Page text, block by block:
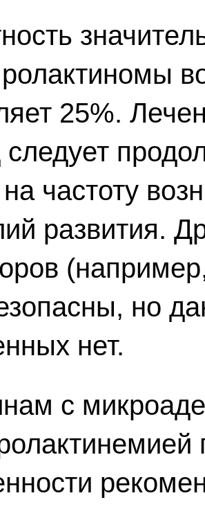
25%.
частоту
развития.
но
нет.
с